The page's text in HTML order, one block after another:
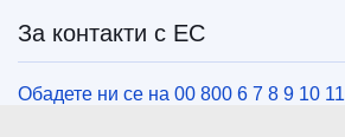
За контакти с ЕС
Обадете ни се на 00 800 6 7 8 9 10 11